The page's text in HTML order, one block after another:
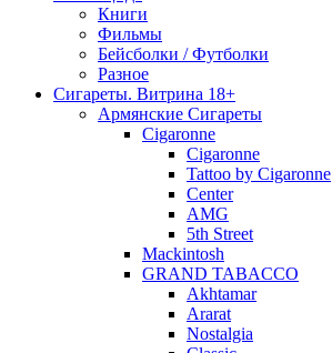
Книги
Фильмы
Бейсболки / Футболки
Разное
Сигареты. Витрина 18+
Армянские Сигареты
Cigaronne
Cigaronne
Tattoo by Cigaronne
Center
AMG
5th Street
Mackintosh
GRAND TABACCO
Akhtamar
Ararat
Nostalgia